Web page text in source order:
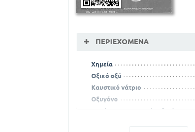
ΠΕΡΙΕΧΌΜΕΝΑ
Χημεία
Οξικό οξύ
Καυστικό νάτριο
Οξυγόνο
Ασκήσεις και χημικές εξισώσεις